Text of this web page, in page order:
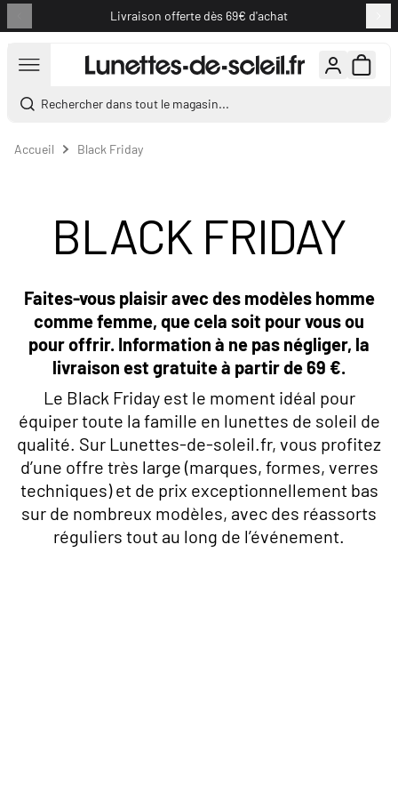
Livraison offerte dès 69€ d'achat
Rechercher dans tout le magasin...
Accueil Black Friday
BLACK FRIDAY
Faites-vous plaisir avec des modèles homme
comme femme, que cela soit pour vous ou
pour offrir. Information à ne pas négliger, la
livraison est gratuite à partir de 69 €.
Le Black Friday est le moment idéal pour
équiper toute la famille en lunettes de soleil de
qualité. Sur Lunettes-de-soleil.fr, vous profitez
d’une offre très large (marques, formes, verres
techniques) et de prix exceptionnellement bas
sur de nombreux modèles, avec des réassorts
réguliers tout au long de l’événement.